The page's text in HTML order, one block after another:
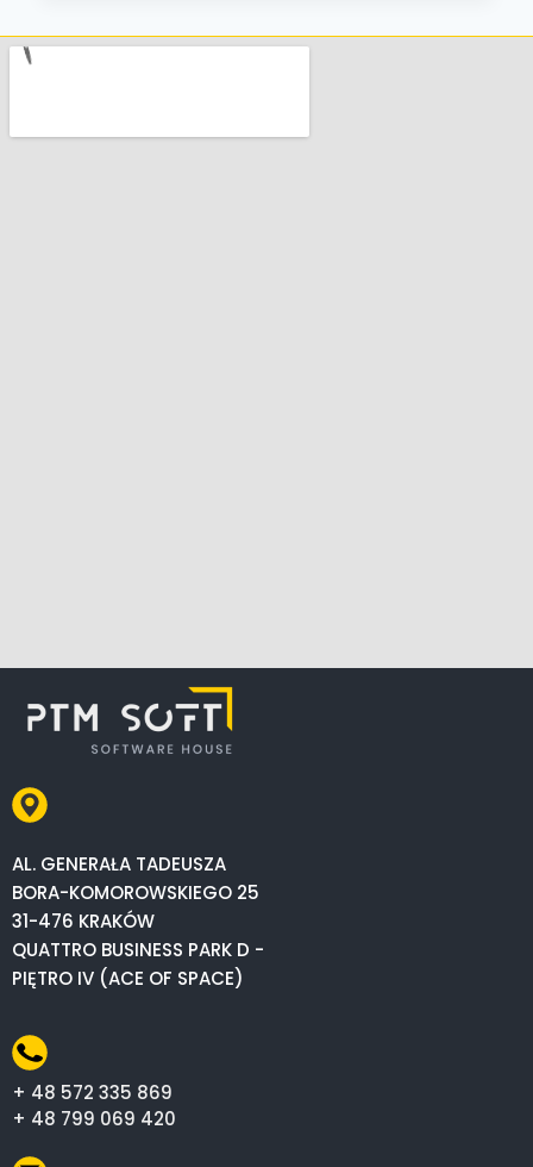
AL. GENERAŁA TADEUSZA
BORA-KOMOROWSKIEGO 25
31-476 KRAKÓW
QUATTRO BUSINESS PARK D -
PIĘTRO IV (ACE OF SPACE)
+ 48 572 335 869
+ 48 799 069 420